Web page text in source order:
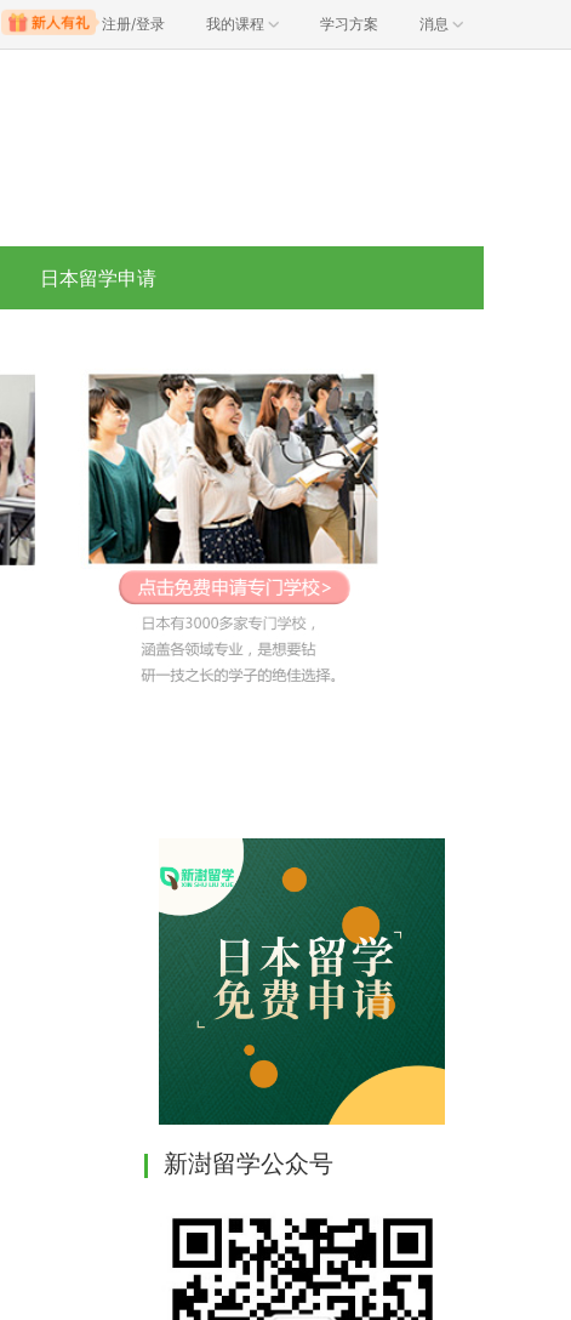
注册/登录 我的课程 学习方案 消息
日本留学申请
新澍留学公众号